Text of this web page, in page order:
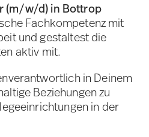
(m/w/d) in Bottrop
Fachkompetenz mit
und gestaltest die
aktiv mit.
in Deinem
Beziehungen zu
in der